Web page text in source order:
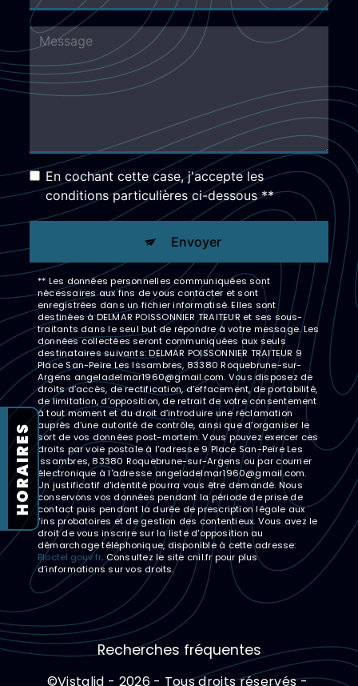
HORAIRES
En cochant cette case, j'accepte les
conditions particulières ci-dessous **
Envoyer
** Les données personnelles communiquées sont
nécessaires aux fins de vous contacter et sont
enregistrées dans un fichier informatisé. Elles sont
destinées à DELMAR POISSONNIER TRAITEUR et ses sous-
traitants dans le seul but de répondre à votre message. Les
données collectées seront communiquées aux seuls
destinataires suivants: DELMAR POISSONNIER TRAITEUR 9
Place San-Peïre Les Issambres, 83380 Roquebrune-sur-
Argens angeladelmar1960@gmail.com. Vous disposez de
droits d’accès, de rectification, d’effacement, de portabilité,
de limitation, d’opposition, de retrait de votre consentement
à tout moment et du droit d’introduire une réclamation
auprès d’une autorité de contrôle, ainsi que d’organiser le
sort de vos données post-mortem. Vous pouvez exercer ces
droits par voie postale à l'adresse 9 Place San-Peïre Les
Issambres, 83380 Roquebrune-sur-Argens ou par courrier
électronique à l'adresse angeladelmar1960@gmail.com.
Un justificatif d'identité pourra vous être demandé. Nous
conservons vos données pendant la période de prise de
contact puis pendant la durée de prescription légale aux
fins probatoires et de gestion des contentieux. Vous avez le
droit de vous inscrire sur la liste d'opposition au
démarchage téléphonique, disponible à cette adresse:
Bloctel.gouv.fr. Consultez le site cnil.fr pour plus
d’informations sur vos droits.
Recherches fréquentes
©Vistalid - 2026 - Tous droits réservés -